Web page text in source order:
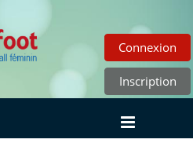
Connexion
Inscription